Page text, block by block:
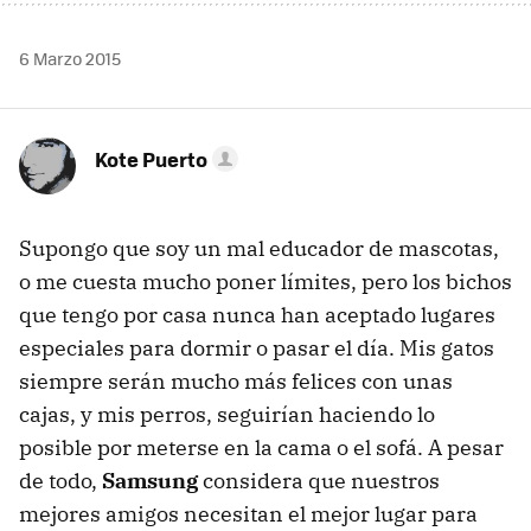
6 Marzo 2015
Kote Puerto
Supongo que soy un mal educador de mascotas,
o me cuesta mucho poner límites, pero los bichos
que tengo por casa nunca han aceptado lugares
especiales para dormir o pasar el día. Mis gatos
siempre serán mucho más felices con unas
cajas, y mis perros, seguirían haciendo lo
posible por meterse en la cama o el sofá. A pesar
de todo, Samsungconsidera que nuestros
mejores amigos necesitan el mejor lugar para